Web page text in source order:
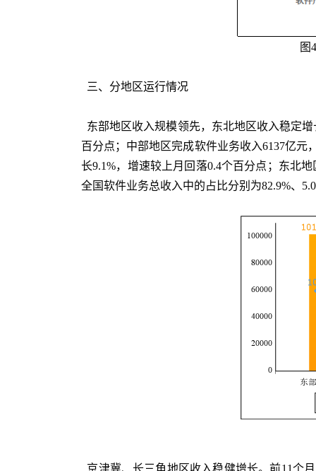
图
三、分地区运行情况
东部地区收入规模领先，东北地区收入稳定
百分点；中部地区完成软件业务收入6137亿元
长9.1%，增速较上月回落0.4个百分点；东北
全国软件业务总收入中的占比分别为82.9%、
京津冀、长三角地区收入稳健增长。前11个